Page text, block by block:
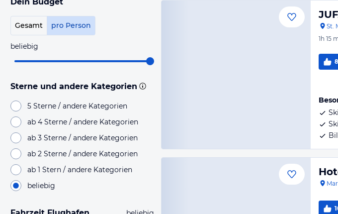
Gesamt pro Person
beliebig
Sterne und andere Kategorien
5 Sterne / andere Kategorien
ab 4 Sterne / andere Kategorien
ab 3 Sterne / andere Kategorien
ab 2 Sterne / andere Kategorien
ab 1 Stern / andere Kategorien
beliebig
St.
1h 15